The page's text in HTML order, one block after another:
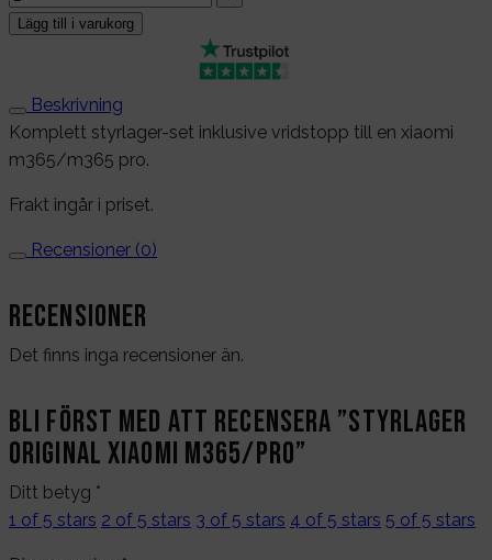
Lägg till i varukorg
Beskrivning
Komplett styrlager-set inklusive vridstopp till en xiaomi
m365/m365 pro.
Frakt ingår i priset.
Recensioner (0)
Recensioner
Det finns inga recensioner än.
Bli först med att recensera ”Styrlager
original Xiaomi m365/pro”
Ditt betyg *
1 of 5 stars 2 of 5 stars 3 of 5 stars 4 of 5 stars 5 of 5 stars